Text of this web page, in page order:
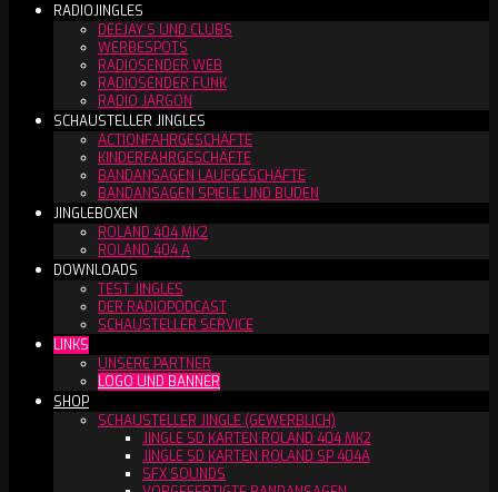
RADIOJINGLES
DEEJAY´S UND CLUBS
WERBESPOTS
RADIOSENDER WEB
RADIOSENDER FUNK
RADIO JARGON
SCHAUSTELLER JINGLES
ACTIONFAHRGESCHÄFTE
KINDERFAHRGESCHÄFTE
BANDANSAGEN LAUFGESCHÄFTE
BANDANSAGEN SPIELE UND BUDEN
JINGLEBOXEN
ROLAND 404 MK2
ROLAND 404 A
DOWNLOADS
TEST JINGLES
DER RADIOPODCAST
SCHAUSTELLER SERVICE
LINKS
UNSERE PARTNER
LOGO UND BANNER
SHOP
SCHAUSTELLER JINGLE (GEWERBLICH)
JINGLE SD KARTEN ROLAND 404 MK2
JINGLE SD KARTEN ROLAND SP 404A
SFX SOUNDS